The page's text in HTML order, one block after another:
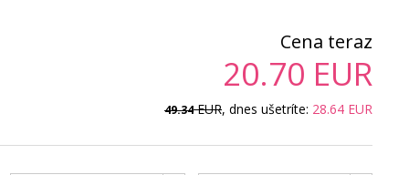
Cena teraz
20.70 EUR
49.34EUR, dnes ušetríte: 28.64 EUR